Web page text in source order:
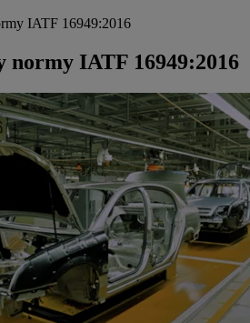
IATF 16949:2016
normy IATF 16949:2016